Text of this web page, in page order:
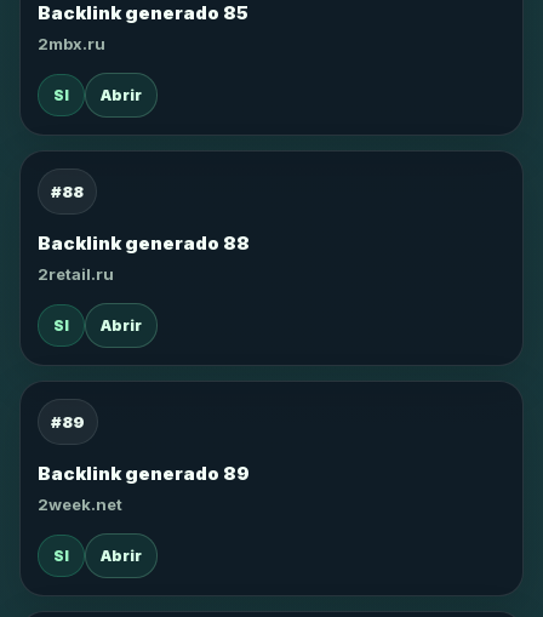
Backlink generado 85
2mbx.ru
SI Abrir
#88
Backlink generado 88
2retail.ru
SI Abrir
#89
Backlink generado 89
2week.net
SI Abrir